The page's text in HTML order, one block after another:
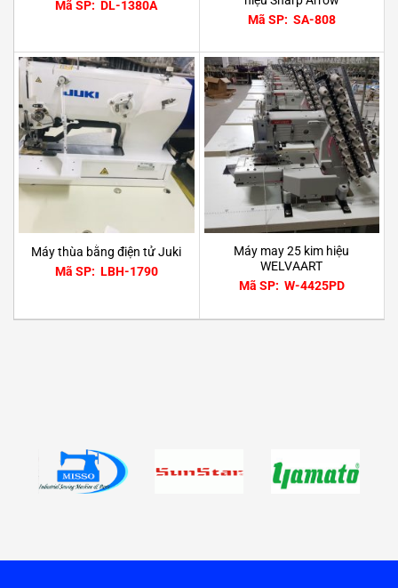
Mã SP: DL-1380A
Mã SP: SA-808
Máy thùa bằng điện tử Juki
Mã SP: LBH-1790
Máy may 25 kim hiệu
WELVAART
Mã SP: W-4425PD